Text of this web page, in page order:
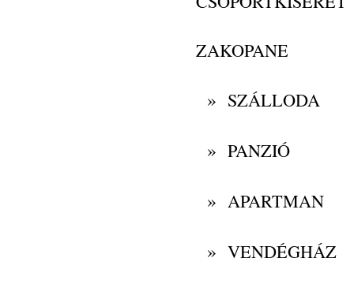
ZAKOPANE
» SZÁLLODA
» PANZIÓ
» APARTMAN
» VENDÉGHÁZ